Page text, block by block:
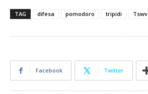
TAG difesa pomodoro tripidi Tswv
Facebook Twitter